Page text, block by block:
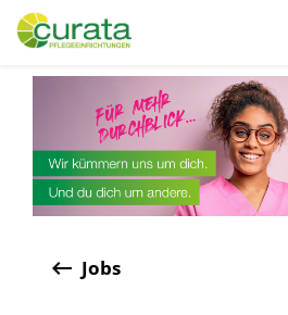
keyboard_backspace Jobs